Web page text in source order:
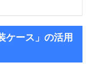
ケース」の活用